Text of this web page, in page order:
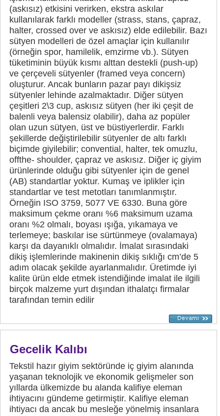
(askısız) etkisini verirken, ekstra askılar
kullanılarak farklı modeller (strass, stans, çapraz,
halter, crossed over ve askısız) elde edilebilir. Bazı
sütyen modelleri de özel amaçlar için kullanılır
(örneğin spor, hamilelik, emzirme vb.). Sütyen
tüketiminin büyük kısmı alttan destekli (push-up)
ve çerçeveli sütyenler (framed veya concern)
oluşturur. Ancak bunların pazar payı dikişsiz
sütyenler lehinde azalmaktadır. Diğer sütyen
çeşitleri 2\3 cup, askısız sütyen (her iki çeşit de
balenli veya balensiz olabilir), daha az popüler
olan uzun sütyen, üst ve büstiyerlerdir. Farklı
şekillerde değiştirilebilir sütyenler de altı farklı
biçimde giyilebilir; convential, halter, tek omuzlu,
offthe- shoulder, çapraz ve askısız. Diğer iç giyim
ürünlerinde olduğu gibi sütyenler için de genel
(AB) standartlar yoktur. Kumaş ve iplikler için
standartlar ve test metotları tanımlanmıştır.
Örneğin ISO 3759, 5077 VE 6330. Buna göre
maksimum çekme oranı %6 maksimum uzama
oranı %2 olmalı, boyası ışığa, yıkamaya ve
terlemeye; baskılar ise sürtünmeye (ovalamaya)
karşı da dayanıklı olmalıdır. İmalat sırasındaki
dikiş işlemlerinde makinenin dikiş sıklığı cm’de 5
adım olacak şekilde ayarlanmalıdır. Üretimde iyi
kalite ürün elde etmek istendiğinde imalat ile ilgili
birçok malzeme yurt dışından ithalatçı firmalar
tarafından temin edilir
Gecelik Kalıbı
Tekstil hazır giyim sektöründe iç giyim alanında
yaşanan teknolojik ve ekonomik gelişmeler son
yıllarda ülkemizde bu alanda kalifiye eleman
ihtiyacını gündeme getirmiştir. Kalifiye eleman
ihtiyacı da ancak bu mesleğe yönelmiş insanlara